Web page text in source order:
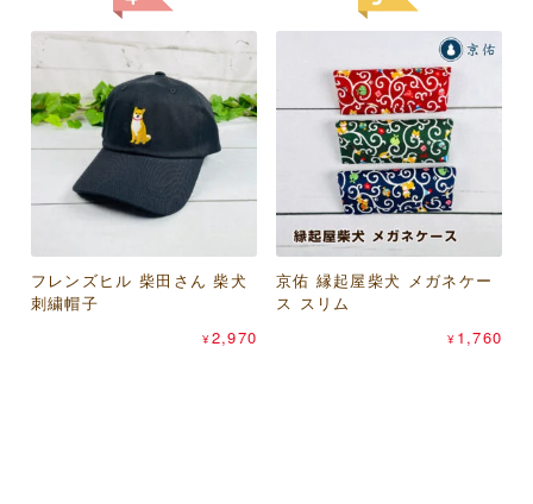
フレンズヒル 柴田さん 柴犬
刺繍帽子
¥2,970
京佑 縁起屋柴犬 メガネケー
ス スリム
¥ 1,760
るまる猫 ヤンピーコインケ
ル（concombre） マスキン
トモ・コーポレーション レ
ッサーパンダ ヤンピーコイ
MagicMind キャーパンダ ユ
ニセックスTシャツ
¥ 1,540